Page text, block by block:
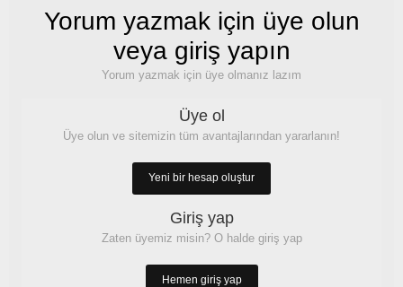
Yorum yazmak için üye olun
veya giriş yapın
Yorum yazmak için üye olmanız lazım
Üye ol
Üye olun ve sitemizin tüm avantajlarından yararlanın!
Yeni bir hesap oluştur
Giriş yap
Zaten üyemiz misin? O halde giriş yap
Hemen giriş yap